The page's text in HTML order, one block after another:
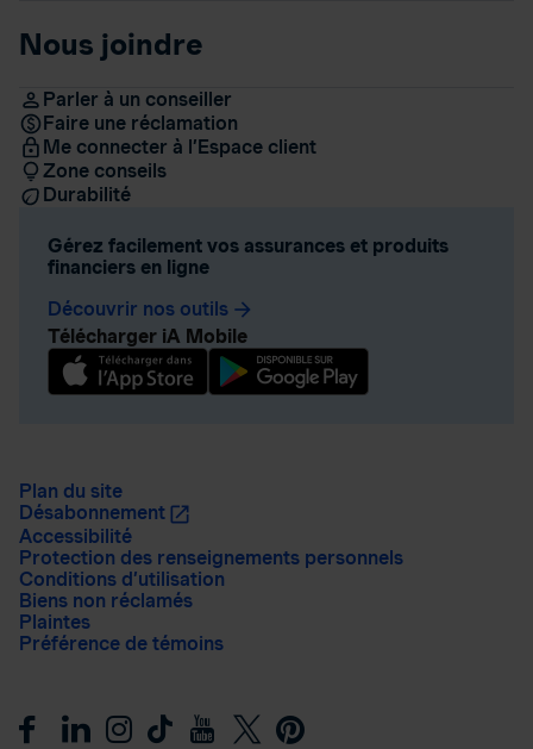
Nous joindre
Parler à un conseiller
Faire une réclamation
Me connecter à l’Espace client
Zone conseils
Durabilité
Gérez facilement vos assurances et produits
financiers en ligne
Découvrir nos outils arrow_forward
Télécharger iA Mobile
Plan du site
Désabonnement
Accessibilité
Protection des renseignements personnels
Conditions d’utilisation
Biens non réclamés
Plaintes
Préférence de témoins